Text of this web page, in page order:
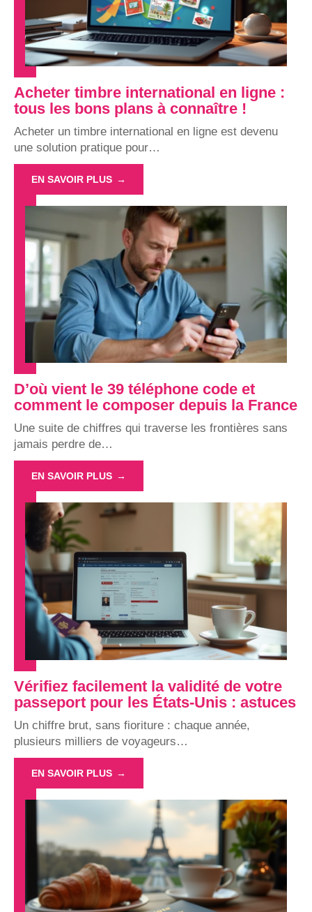
Acheter timbre international en ligne :
tous les bons plans à connaître !
Acheter un timbre international en ligne est devenu
une solution pratique pour…
EN SAVOIR PLUS
D’où vient le 39 téléphone code et
comment le composer depuis la France
Une suite de chiffres qui traverse les frontières sans
jamais perdre de…
EN SAVOIR PLUS
Vérifiez facilement la validité de votre
passeport pour les États-Unis : astuces
Un chiffre brut, sans fioriture : chaque année,
plusieurs milliers de voyageurs…
EN SAVOIR PLUS